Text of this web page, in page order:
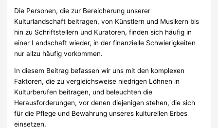
Die Personen, die zur Bereicherung unserer
Kulturlandschaft beitragen, von Künstlern und Musikern bis
hin zu Schriftstellern und Kuratoren, finden sich häufig in
einer Landschaft wieder, in der finanzielle Schwierigkeiten
nur allzu häufig vorkommen.
In diesem Beitrag befassen wir uns mit den komplexen
Faktoren, die zu vergleichsweise niedrigen Löhnen in
Kulturberufen beitragen, und beleuchten die
Herausforderungen, vor denen diejenigen stehen, die sich
für die Pflege und Bewahrung unseres kulturellen Erbes
einsetzen.